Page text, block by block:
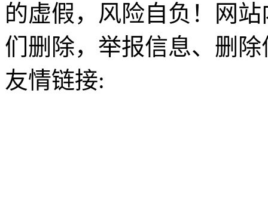
的虚假，风险自负！网
们删除，举报信息、删
友情链接: